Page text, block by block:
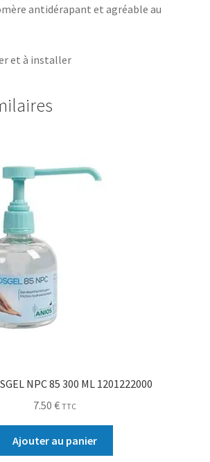
antidérapant et agréable au
et à installer
NPC 85 300 ML 1201222000
7.50 € TTC
Ajouter au panier